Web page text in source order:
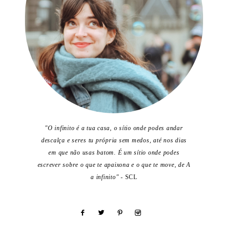
"O infinito é a tua casa, o sítio onde podes andar
descalça e seres tu própria sem medos, até nos dias
em que não usas batom. É um sítio onde podes
escrever sobre o que te apaixona e o que te move, de A
a infinito"- SCL